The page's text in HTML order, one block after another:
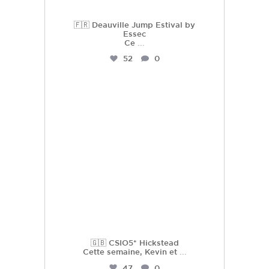
🇫🇷 Deauville Jump Estival by
Essec
Ce
52
0
🇬🇧 CSIO5* Hickstead
Cette semaine, Kevin et ...